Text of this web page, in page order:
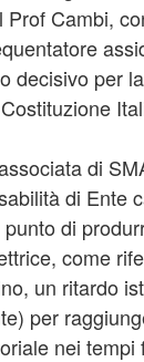
Prof Cambi,
decisivo per
di
di Ente
di
come
un ritardo
per
nei